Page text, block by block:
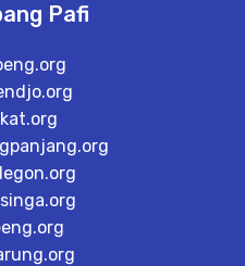
Pafi